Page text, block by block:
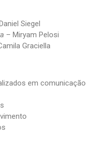
Siegel
– Miryam Pelosi
Graciella
em comunicação